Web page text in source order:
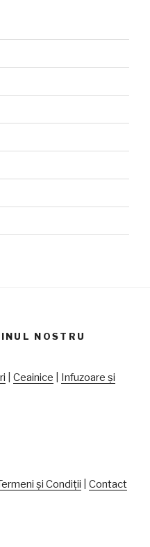
NOSTRU
Ceainice
Infuzoare și
și Condiții Contact